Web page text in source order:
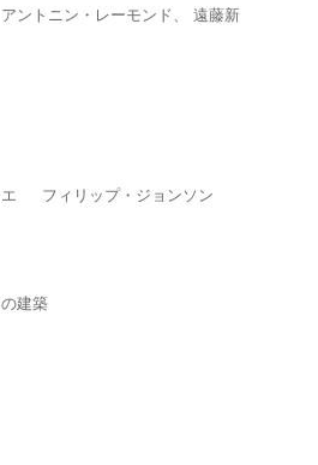
ントニン・レーモンド、 遠藤新
エ フィリップ・ジョンソン
建築